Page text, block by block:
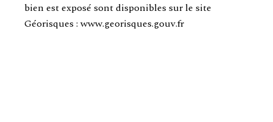
bien est exposé sont disponibles sur le site
Géorisques : www.georisques.gouv.fr